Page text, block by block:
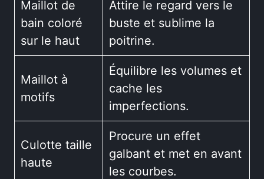
Maillot de
bain coloré
sur le haut
Attire le regard vers le
buste et sublime la
poitrine.
Maillot à
motifs
Équilibre les volumes et
cache les
imperfections.
Culotte taille
haute
Procure un effet
galbant et met en avant
les courbes.